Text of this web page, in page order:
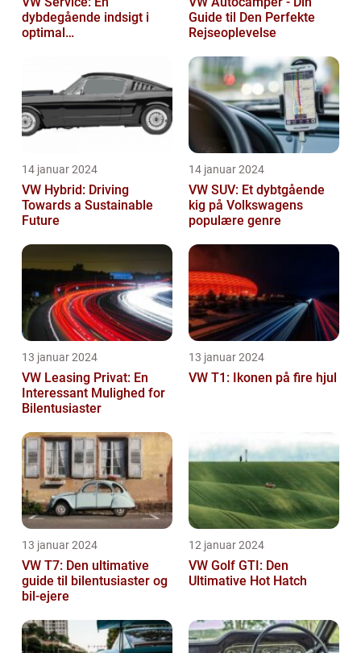
dybdegående indsigt i
optimal
Guide til Den Perfekte
Rejseoplevelse
14 januar 2024
VW Hybrid: Driving
Towards a Sustainable
Future
14 januar 2024
VW SUV: Et dybtgående
kig på Volkswagens
populære genre
13 januar 2024
VW Leasing Privat: En
Interessant Mulighed for
Bilentusiaster
13 januar 2024
VW T1: Ikonen på fire hjul
13 januar 2024
VW T7: Den ultimative
guide til bilentusiaster og
bil-ejere
12 januar 2024
VW Golf GTI: Den
Ultimative Hot Hatch